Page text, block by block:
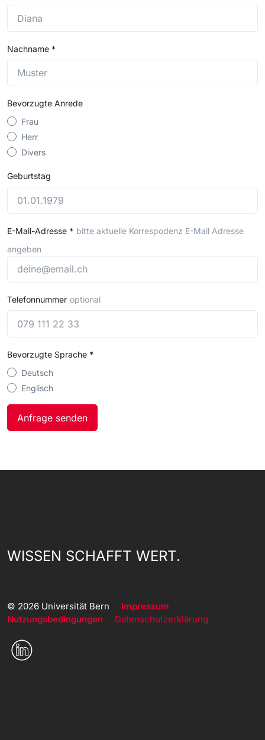
Nachname *
Bevorzugte Anrede
Frau
Herr
Divers
Geburtstag
E-Mail-Adresse * bitte aktuelle Korrespodenz E-Mail Adresse
angeben
Telefonnummer optional
Bevorzugte Sprache *
Deutsch
Englisch
WISSEN SCHAFFT WERT.
© 2026 Universität Bern Impressum
Nutzungsbedingungen
Datenschutzerklärung